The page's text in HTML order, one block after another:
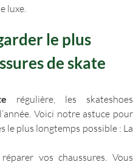
luxe.
le plus
de skate
régulière, les skateshoes
Voici notre astuce pour
le plus longtemps possible : La
vos chaussures. Vous